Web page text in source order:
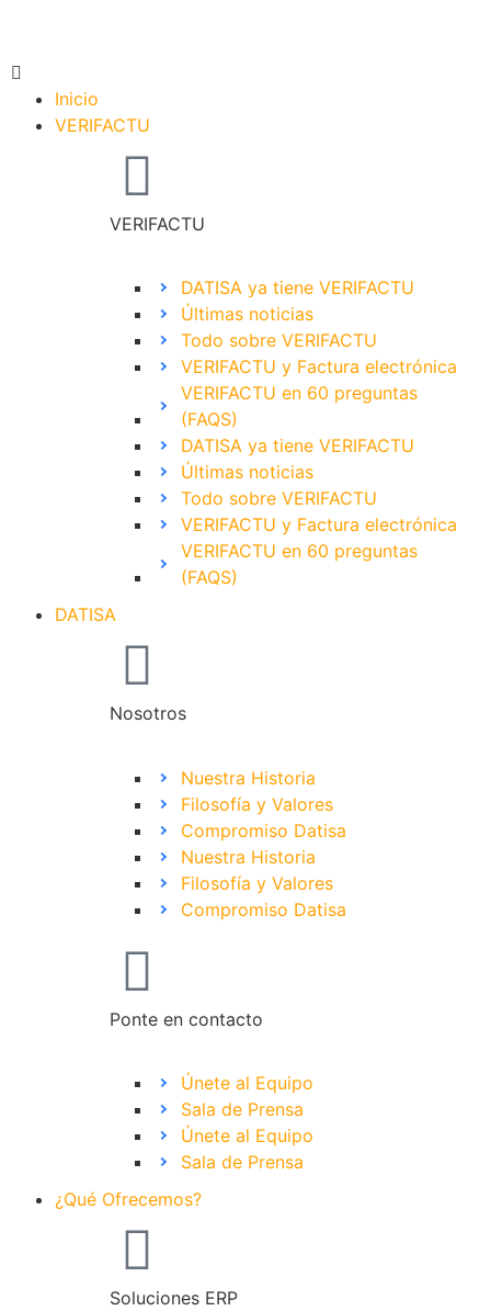
Inicio
VERIFACTU
VERIFACTU
DATISA ya tiene VERIFACTU
Últimas noticias
Todo sobre VERIFACTU
VERIFACTU y Factura electrónica
VERIFACTU en 60 preguntas
(FAQS)
DATISA ya tiene VERIFACTU
Últimas noticias
Todo sobre VERIFACTU
VERIFACTU y Factura electrónica
VERIFACTU en 60 preguntas
(FAQS)
DATISA
Nosotros
Nuestra Historia
Filosofía y Valores
Compromiso Datisa
Nuestra Historia
Filosofía y Valores
Compromiso Datisa
Ponte en contacto
Únete al Equipo
Sala de Prensa
Únete al Equipo
Sala de Prensa
¿Qué Ofrecemos?
Soluciones ERP